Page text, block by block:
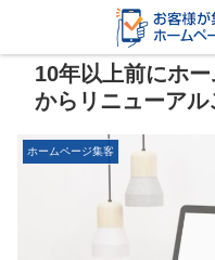
10年以上前にホ
からリニューア
ホームページ集客